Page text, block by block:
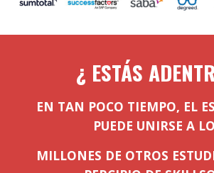
¿ ESTÁS
EN TAN POCO TIEMPO, EL
PUEDE UNIRSE A
MILLONES DE OTROS